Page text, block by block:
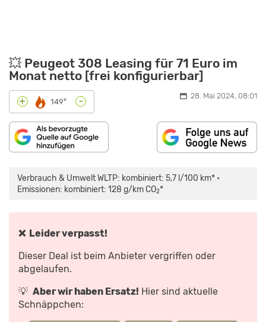
💥 Peugeot 308 Leasing für 71 Euro im
Monat netto [frei konfigurierbar]
+ 149° - 28. Mai 2024, 08:01
Verbrauch & Umwelt WLTP: kombiniert: 5,7 l/100 km* •
Emissionen: kombiniert: 128 g/km CO2*
❌ Leider verpasst!
Dieser Deal ist beim Anbieter vergriffen oder
abgelaufen.
💡 Aber wir haben Ersatz! Hier sind aktuelle
Schnäppchen:
MAPS.GOOGLE.DE
ANZEIGEN
(2021)
NEUER
308
TEST
MIT
HUBER“
VON
YOUTUBE
ANZEIGEN